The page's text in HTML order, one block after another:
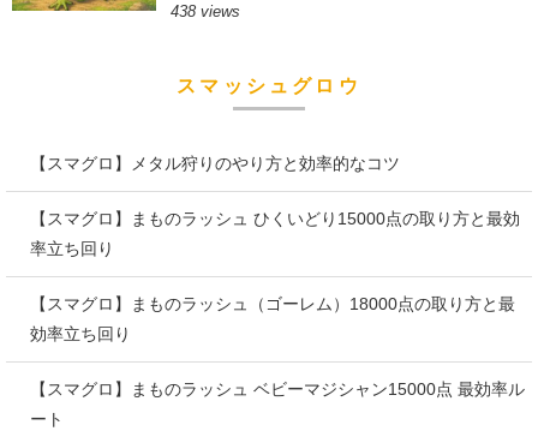
438 views
スマッシュグロウ
【スマグロ】メタル狩りのやり方と効率的なコツ
【スマグロ】まものラッシュ ひくいどり15000点の取り方と最効
率立ち回り
【スマグロ】まものラッシュ（ゴーレム）18000点の取り方と最
効率立ち回り
【スマグロ】まものラッシュ ベビーマジシャン15000点 最効率ル
ート